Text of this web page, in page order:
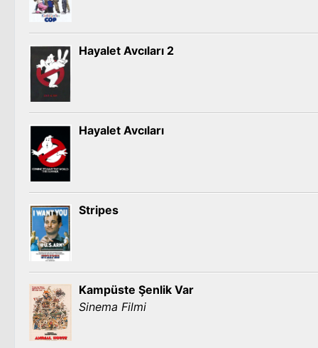
Hayalet Avcıları 2
Hayalet Avcıları
Stripes
Kampüste Şenlik Var
Sinema Filmi